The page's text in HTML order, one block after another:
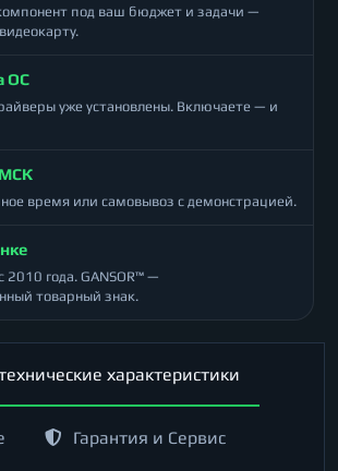
под ваш бюджет и задачи —
ОС
уже установлены. Включаете — и
МСК
время или самовывоз с демонстрацией.
года. GANSOR™ —
товарный знак.
характеристики
Гарантия и Сервис